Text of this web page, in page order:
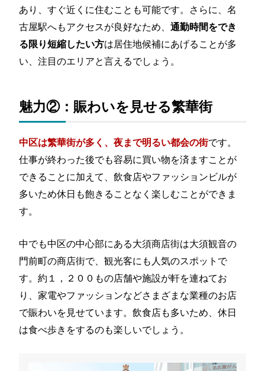
あり、すぐ近くに住むことも可能です。さらに、名
古屋駅へもアクセスが良好なため、通勤時間をでき
る限り短縮したい方は居住地候補にあげることが多
い、注目のエリアと言えるでしょう。
魅力②：賑わいを見せる繁華街
中区は繁華街が多く、夜まで明るい都会の街です。
仕事が終わった後でも容易に買い物を済ますことが
できることに加えて、飲食店やファッションビルが
多いため休日も飽きることなく楽しむことができま
す。
中でも中区の中心部にある大須商店街は大須観音の
門前町の商店街で、観光客にも人気のスポットで
す。約１，２００もの店舗や施設が軒を連ねてお
り、家電やファッションなどさまざまな業種のお店
で賑わいを見せています。飲食店も多いため、休日
は食べ歩きをするのも楽しいでしょう。